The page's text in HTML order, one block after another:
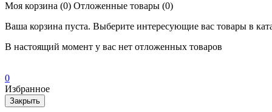
Моя корзина (0) Отложенные товары (0)
Ваша корзина пуста. Выберите интересующие вас товары в
В настоящий момент у вас нет отложенных товаров
0
Избранное
Закрыть